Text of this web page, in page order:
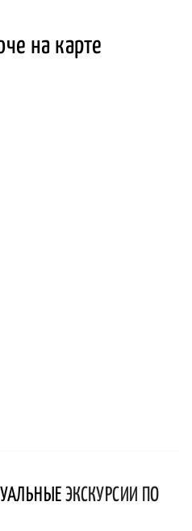
на карте
ЭКСКУРСИИ ПО